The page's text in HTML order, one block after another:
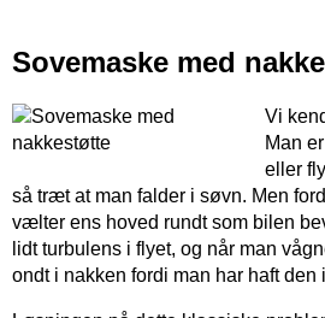
Sovemaske med
Vi
Man
eller
så træt at man falder i søvn. Men
vælter ens hoved rundt som bilen
lidt turbulens i flyet, og når man
ondt i nakken fordi man har haft den